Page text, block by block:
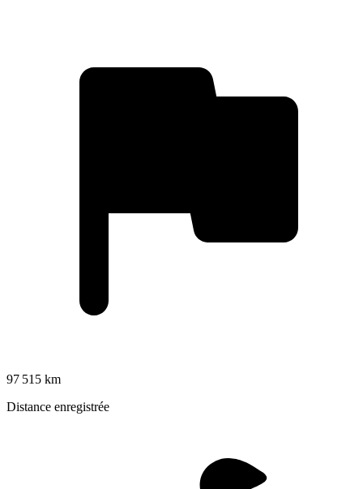
97 515 km
Distance enregistrée